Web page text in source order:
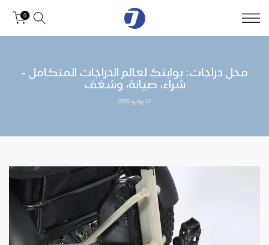
0
محل دراجات: بوابتك لعالم الدراجات المتكامل -
شراء، صيانة، وشغف
11 يوليو 2025